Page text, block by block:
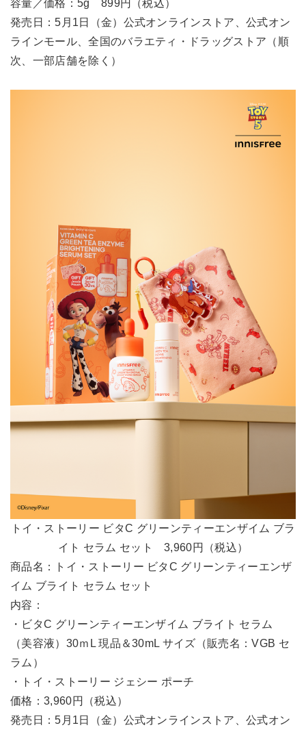
容量／価格：5g 899円（税込）
発売日：5月1日（金）公式オンラインストア、公式オン
ラインモール、全国のバラエティ・ドラッグストア（順
次、一部店舗を除く）
トイ・ストーリー ビタC グリーンティーエンザイム ブラ
イト セラム セット 3,960円（税込）
商品名：トイ・ストーリー ビタC グリーンティーエンザ
イム ブライト セラム セット
内容：
・ビタC グリーンティーエンザイム ブライト セラム
（美容液）30ｍL 現品＆30mL サイズ（販売名：VGB セ
ラム）
・トイ・ストーリー ジェシー ポーチ
価格：3,960円（税込）
発売日：5月1日（金）公式オンラインストア、公式オン